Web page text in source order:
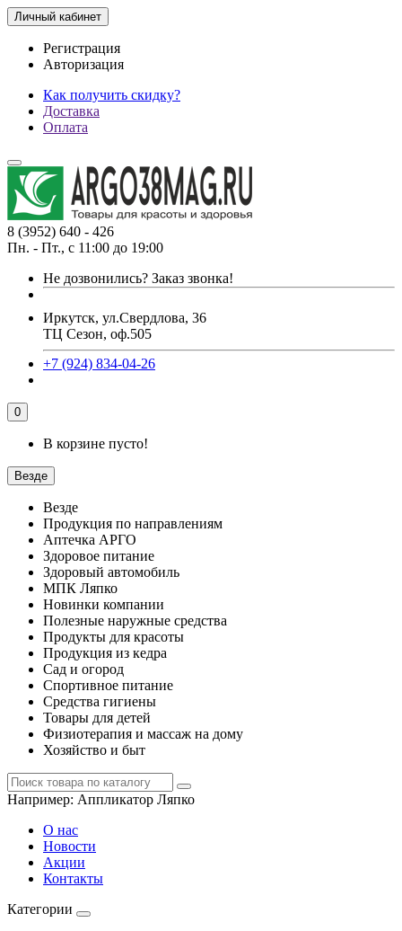
Личный кабинет
Регистрация
Авторизация
Как получить скидку?
Доставка
Оплата
8 (3952) 640 - 426
Пн. - Пт., с 11:00 до 19:00
Не дозвонились? Заказ звонка!
Иркутск, ул.Свердлова, 36
ТЦ Сезон, оф.505
+7 (924) 834-04-26
0
В корзине пусто!
Везде
Везде
Продукция по направлениям
Аптечка АРГО
Здоровое питание
Здоровый автомобиль
МПК Ляпко
Новинки компании
Полезные наружные средства
Продукты для красоты
Продукция из кедра
Сад и огород
Спортивное питание
Средства гигиены
Товары для детей
Физиотерапия и массаж на дому
Хозяйство и быт
Например: Аппликатор Ляпко
О нас
Новости
Акции
Контакты
Категории